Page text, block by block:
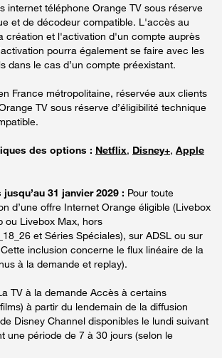
internet téléphone Orange TV sous réserve
et de décodeur compatible. L'accès au
création et l'activation d'un compte auprès
pourra également se faire avec les
dans le cas d’un compte préexistant.
France métropolitaine, réservée aux clients
TV sous réserve d’éligibilité technique
des options : Netflix, Disney+, Apple
31 janvier 2029 : Pour toute
d’une offre Internet Orange éligible (Livebox
ou Livebox Max, hors
et Séries Spéciales), sur ADSL ou sur
inclusion concerne le flux linéaire de la
à la demande et replay).
TV à la demande Accès à certains
à partir du lendemain de la diffusion
Disney Channel disponibles le lundi suivant
une période de 7 à 30 jours (selon le